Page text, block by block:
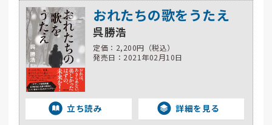
おれたちの歌をうたえ
呉勝浩
定価：2,200円（税込）
発売日：2021年02月10日
立ち読み 詳細を見る